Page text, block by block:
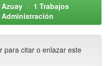
1 Trabajos
para citar o enlazar este